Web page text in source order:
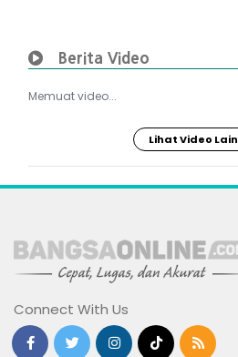
Berita Video
Memuat video...
Lihat Video
Connect With Us